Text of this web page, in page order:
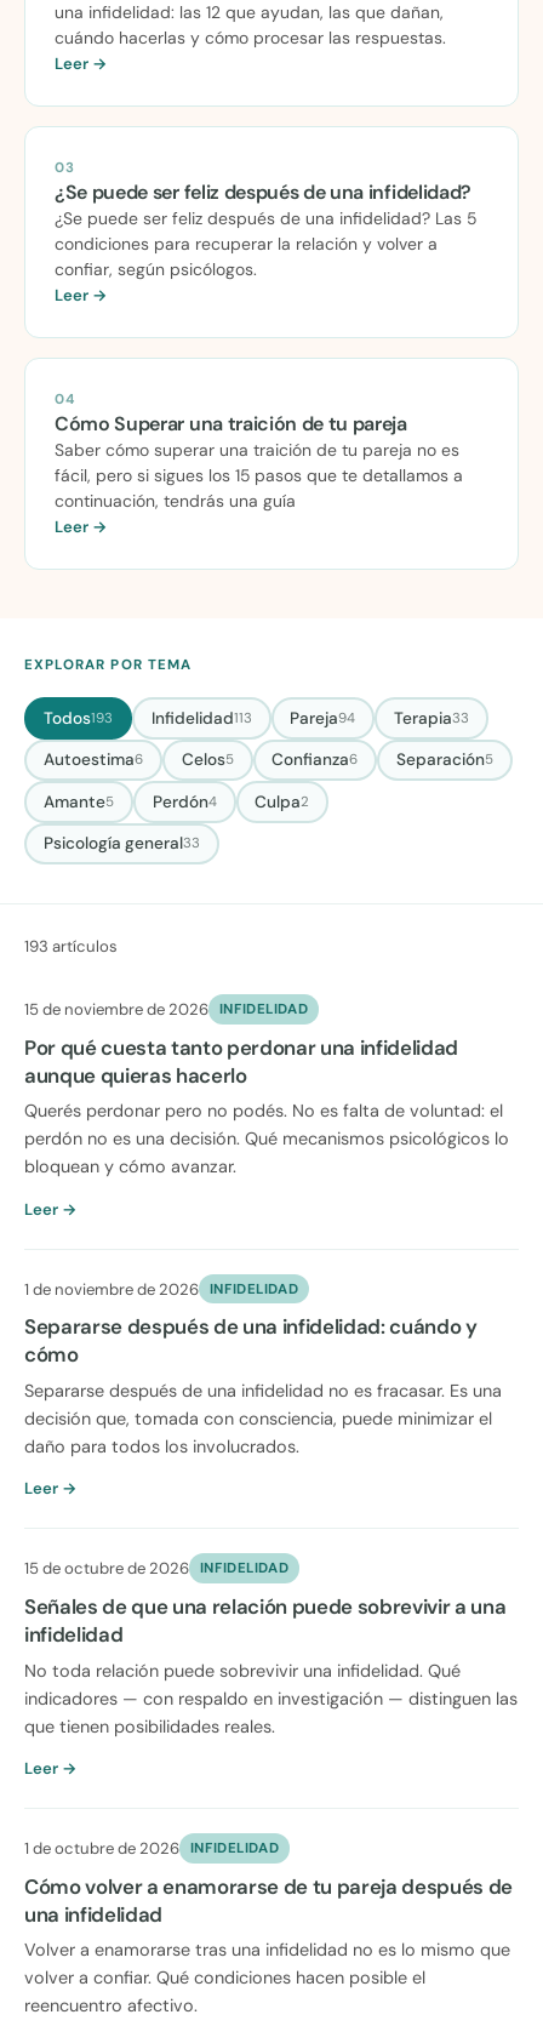
una infidelidad: las 12 que ayudan, las que dañan,
cuándo hacerlas y cómo procesar las respuestas.
Leer →
03
¿Se puede ser feliz después de una infidelidad?
¿Se puede ser feliz después de una infidelidad? Las 5
condiciones para recuperar la relación y volver a
confiar, según psicólogos.
Leer →
04
Cómo Superar una traición de tu pareja
Saber cómo superar una traición de tu pareja no es
fácil, pero si sigues los 15 pasos que te detallamos a
continuación, tendrás una guía
Leer →
EXPLORAR POR TEMA
Todos193 Infidelidad113 Pareja94 Terapia33
Autoestima6 Celos5 Confianza6 Separación5
Amante5 Perdón4 Culpa2
Psicología general33
193 artículos
15 de noviembre de 2026 INFIDELIDAD
Por qué cuesta tanto perdonar una infidelidad
aunque quieras hacerlo
Querés perdonar pero no podés. No es falta de voluntad: el
perdón no es una decisión. Qué mecanismos psicológicos lo
bloquean y cómo avanzar.
Leer →
1 de noviembre de 2026 INFIDELIDAD
Separarse después de una infidelidad: cuándo y
cómo
Separarse después de una infidelidad no es fracasar. Es una
decisión que, tomada con consciencia, puede minimizar el
daño para todos los involucrados.
Leer →
15 de octubre de 2026 INFIDELIDAD
Señales de que una relación puede sobrevivir a una
infidelidad
No toda relación puede sobrevivir una infidelidad. Qué
indicadores — con respaldo en investigación — distinguen las
que tienen posibilidades reales.
Leer →
1 de octubre de 2026 INFIDELIDAD
Cómo volver a enamorarse de tu pareja después de
una infidelidad
Volver a enamorarse tras una infidelidad no es lo mismo que
volver a confiar. Qué condiciones hacen posible el
reencuentro afectivo.